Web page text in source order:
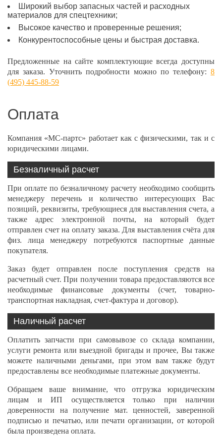
Широкий выбор запасных частей и расходных
материалов для спецтехники;
Высокое качество и проверенные решения;
Конкурентоспособные цены и быстрая доставка.
Предложенные на сайте комплектующие всегда доступны
для заказа. Уточнить подробности можно по телефону: 8
(495) 445-88-59
Оплата
Компания «МС-партс» работает как с физическими, так и с
юридическими лицами.
Безналичный расчет
При оплате по безналичному расчету необходимо сообщить
менеджеру перечень и количество интересующих Вас
позиций, реквизиты, требующиеся для выставления счета, а
также адрес электронной почты, на который будет
отправлен счет на оплату заказа. Для выставления счёта для
физ. лица менеджеру потребуются паспортные данные
покупателя.
Заказ будет отправлен после поступления средств на
расчетный счет. При получении товара предоставляются все
необходимые финансовые документы (счет, товарно-
транспортная накладная, счет-фактура и договор).
Наличный расчет
Оплатить запчасти при самовывозе со склада компании,
услуги ремонта или выездной бригады и прочее, Вы также
можете наличными деньгами, при этом вам также будут
предоставлены все необходимые платежные документы.
Обращаем ваше внимание, что отгрузка юридическим
лицам и ИП осуществляется только при наличии
доверенности на получение мат. ценностей, заверенной
подписью и печатью, или печати организации, от которой
была произведена оплата.